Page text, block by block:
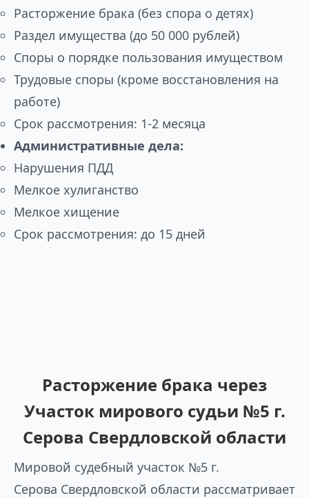
Расторжение брака (без спора о детях)
Раздел имущества (до 50 000 рублей)
Споры о порядке пользования имуществом
Трудовые споры (кроме восстановления на
работе)
Срок рассмотрения: 1-2 месяца
Административные дела:
Нарушения ПДД
Мелкое хулиганство
Мелкое хищение
Срок рассмотрения: до 15 дней
Расторжение брака через
Участок мирового судьи №5 г.
Серова Свердловской области
Мировой судебный участок №5 г.
Серова Свердловской области рассматривает